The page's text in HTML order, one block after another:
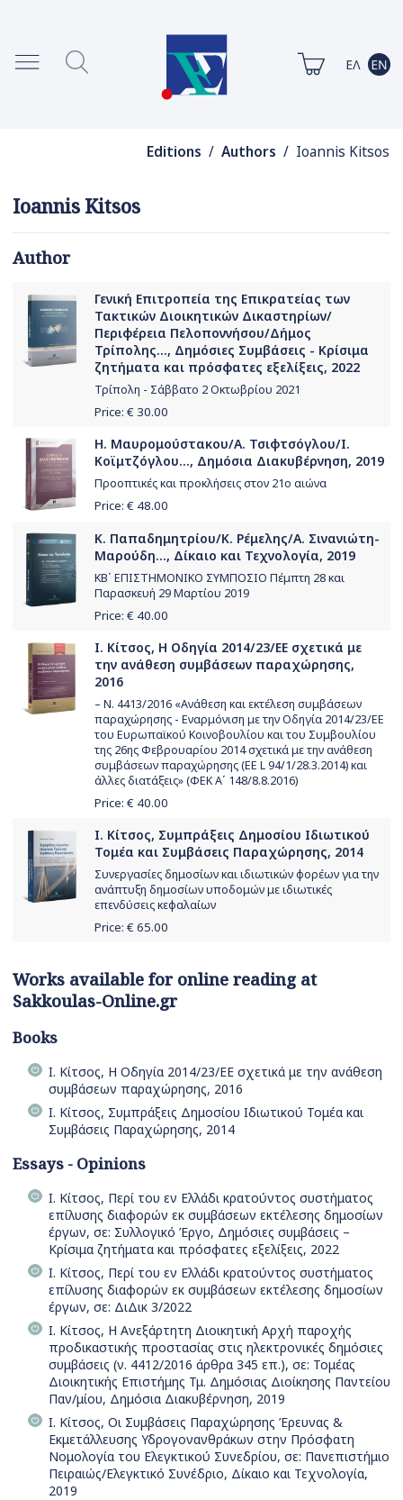
Editions / Authors / Ioannis Kitsos
Ioannis Kitsos
Author
Γενική Επιτροπεία της Επικρατείας των
Τακτικών Διοικητικών Δικαστηρίων/
Περιφέρεια Πελοποννήσου/Δήμος
Τρίπολης..., Δημόσιες Συμβάσεις - Κρίσιμα
ζητήματα και πρόσφατες εξελίξεις, 2022
Τρίπολη - Σάββατο 2 Οκτωβρίου 2021
Price: € 30.00
Η. Μαυρομούστακου/Α. Τσιφτσόγλου/Ι.
Κοϊμτζόγλου..., Δημόσια Διακυβέρνηση, 2019
Προοπτικές και προκλήσεις στον 21ο αιώνα
Price: € 48.00
Κ. Παπαδημητρίου/Κ. Ρέμελης/Α. Σινανιώτη-
Μαρούδη..., Δίκαιο και Τεχνολογία, 2019
ΚΒ΄ ΕΠΙΣΤΗΜΟΝΙΚΟ ΣΥΜΠΟΣΙΟ Πέμπτη 28 και
Παρασκευή 29 Μαρτίου 2019
Price: € 40.00
Ι. Κίτσος, Η Οδηγία 2014/23/ΕΕ σχετικά με
την ανάθεση συμβάσεων παραχώρησης,
2016
– Ν. 4413/2016 «Ανάθεση και εκτέλεση συμβάσεων
παραχώρησης - Εναρμόνιση με την Οδηγία 2014/23/ΕΕ
του Ευρωπαϊκού Κοινοβουλίου και του Συμβουλίου
της 26ης Φεβρουαρίου 2014 σχετικά με την ανάθεση
συμβάσεων παραχώρησης (ΕΕ L 94/1/28.3.2014) και
άλλες διατάξεις» (ΦΕΚ Α΄ 148/8.8.2016)
Price: € 40.00
Ι. Κίτσος, Συμπράξεις Δημοσίου Ιδιωτικού
Τομέα και Συμβάσεις Παραχώρησης, 2014
Συνεργασίες δημοσίων και ιδιωτικών φορέων για την
ανάπτυξη δημοσίων υποδομών με ιδιωτικές
επενδύσεις κεφαλαίων
Price: € 65.00
Works available for online reading at
Sakkoulas-Online.gr
Books
Ι. Κίτσος, Η Οδηγία 2014/23/ΕΕ σχετικά με την ανάθεση
συμβάσεων παραχώρησης, 2016
Ι. Κίτσος, Συμπράξεις Δημοσίου Ιδιωτικού Τομέα και
Συμβάσεις Παραχώρησης, 2014
Essays - Opinions
Ι. Κίτσος, Περί του εν Ελλάδι κρατούντος συστήματος
επίλυσης διαφορών εκ συμβάσεων εκτέλεσης δημοσίων
έργων, σε: Συλλογικό Έργο, Δημόσιες συμβάσεις –
Κρίσιμα ζητήματα και πρόσφατες εξελίξεις, 2022
Ι. Κίτσος, Περί του εν Ελλάδι κρατούντος συστήματος
επίλυσης διαφορών εκ συμβάσεων εκτέλεσης δημοσίων
έργων, σε: ΔιΔικ 3/2022
Ι. Κίτσος, Η Ανεξάρτητη Διοικητική Αρχή παροχής
προδικαστικής προστασίας στις ηλεκτρονικές δημόσιες
συμβάσεις (ν. 4412/2016 άρθρα 345 επ.), σε: Τομέας
Διοικητικής Επιστήμης Τμ. Δημόσιας Διοίκησης Παντείου
Παν/μίου, Δημόσια Διακυβέρνηση, 2019
Ι. Κίτσος, Οι Συμβάσεις Παραχώρησης Έρευνας &
Εκμετάλλευσης Υδρογονανθράκων στην Πρόσφατη
Νομολογία του Ελεγκτικού Συνεδρίου, σε: Πανεπιστήμιο
Πειραιώς/Ελεγκτικό Συνέδριο, Δίκαιο και Τεχνολογία,
2019